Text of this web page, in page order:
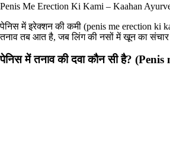
Penis Me Erection Ki Kami – Kaahan
पेनिस में इरेक्शन की कमी (penis me erection ki
तनाव तब आत है, जब लिंग की नसों में खून का संचार
पेनिस में तनाव की दवा कौन सी है?